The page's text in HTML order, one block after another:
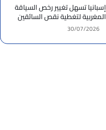
إسبانيا تسهل تغيير رخص السياقة
المغربية لتغطية نقص السائقين
30/07/2026